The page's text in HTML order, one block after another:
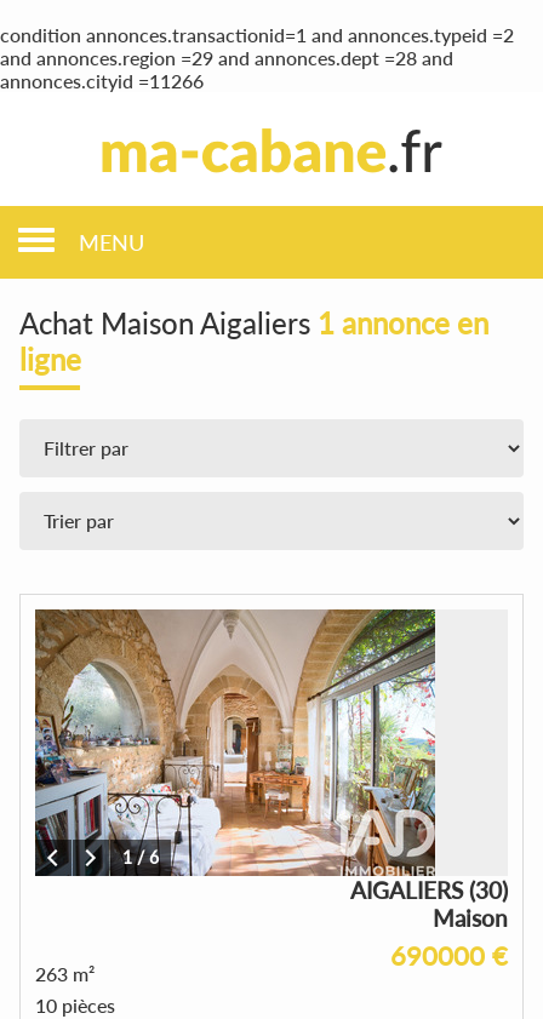
condition annonces.transactionid=1 and annonces.typeid =2
and annonces.region =29 and annonces.dept =28 and
annonces.cityid =11266
MENU
Achat Maison Aigaliers 1 annonce en
ligne
1/6
AIGALIERS (30)
Maison
690000 €
263 m²
10 pièces